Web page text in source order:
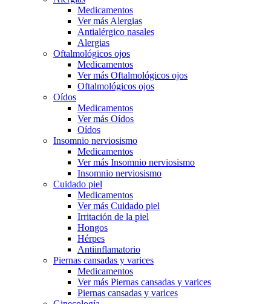
Medicamentos
Ver más Alergias
Antialérgico nasales
Alergias
Oftalmológicos ojos
Medicamentos
Ver más Oftalmológicos ojos
Oftalmológicos ojos
Oídos
Medicamentos
Ver más Oídos
Oídos
Insomnio nerviosismo
Medicamentos
Ver más Insomnio nerviosismo
Insomnio nerviosismo
Cuidado piel
Medicamentos
Ver más Cuidado piel
Irritación de la piel
Hongos
Hérpes
Antiinflamatorio
Piernas cansadas y varices
Medicamentos
Ver más Piernas cansadas y varices
Piernas cansadas y varices